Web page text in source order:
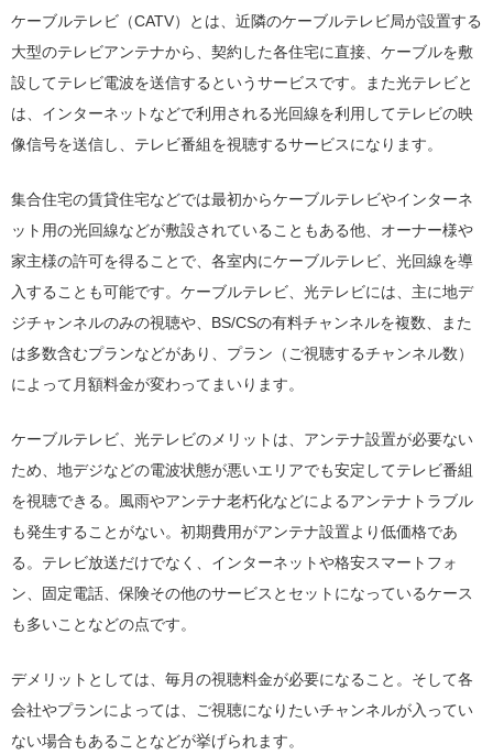
ケーブルテレビ（CATV）とは、近隣のケーブルテレビ局が設置する
大型のテレビアンテナから、契約した各住宅に直接、ケーブルを敷
設してテレビ電波を送信するというサービスです。また光テレビと
は、インターネットなどで利用される光回線を利用してテレビの映
像信号を送信し、テレビ番組を視聴するサービスになります。
集合住宅の賃貸住宅などでは最初からケーブルテレビやインターネ
ット用の光回線などが敷設されていることもある他、オーナー様や
家主様の許可を得ることで、各室内にケーブルテレビ、光回線を導
入することも可能です。ケーブルテレビ、光テレビには、主に地デ
ジチャンネルのみの視聴や、BS/CSの有料チャンネルを複数、また
は多数含むプランなどがあり、プラン（ご視聴するチャンネル数）
によって月額料金が変わってまいります。
ケーブルテレビ、光テレビのメリットは、アンテナ設置が必要ない
ため、地デジなどの電波状態が悪いエリアでも安定してテレビ番組
を視聴できる。風雨やアンテナ老朽化などによるアンテナトラブル
も発生することがない。初期費用がアンテナ設置より低価格であ
る。テレビ放送だけでなく、インターネットや格安スマートフォ
ン、固定電話、保険その他のサービスとセットになっているケース
も多いことなどの点です。
デメリットとしては、毎月の視聴料金が必要になること。そして各
会社やプランによっては、ご視聴になりたいチャンネルが入ってい
ない場合もあることなどが挙げられます。